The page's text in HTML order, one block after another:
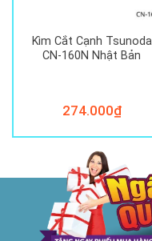
Kìm Cắt Cạnh Tsunoda
CN-160N Nhật Bản
274.000₫